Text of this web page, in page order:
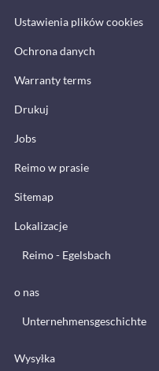
Ustawienia plików cookies
Ochrona danych
Warranty terms
Drukuj
Jobs
Reimo w prasie
Sitemap
Lokalizacje
Reimo - Egelsbach
o nas
Unternehmensgeschichte
Wysyłka